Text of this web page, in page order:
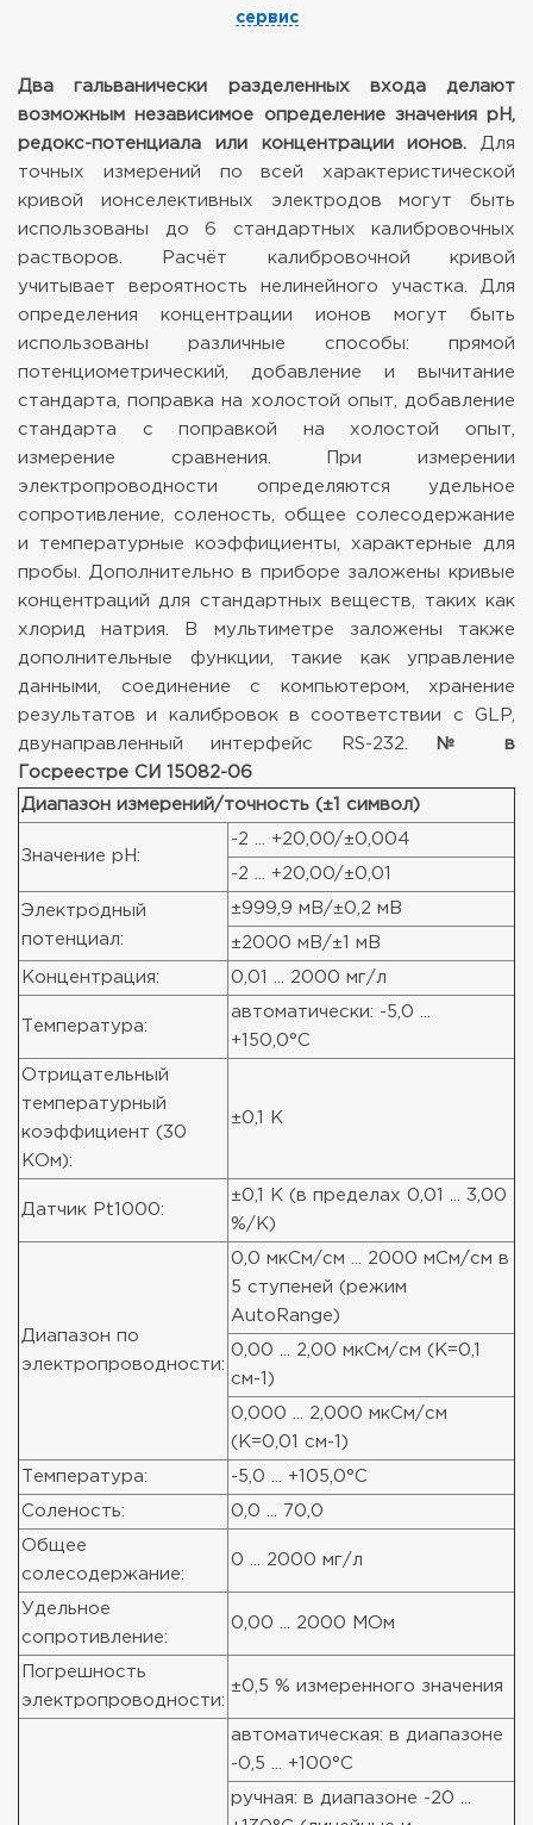
сервис
Два гальванически разделенных входа делают
возможным независимое определение значения pH,
редокс-потенциала или концентрации ионов. Для
точных измерений по всей характеристической
кривой ионселективных электродов могут быть
использованы до 6 стандартных калибровочных
растворов. Расчёт калибровочной кривой
учитывает вероятность нелинейного участка. Для
определения концентрации ионов могут быть
использованы различные способы: прямой
потенциометрический, добавление и вычитание
стандарта, поправка на холостой опыт, добавление
стандарта с поправкой на холостой опыт,
измерение сравнения.
При измерении
электропроводности определяются удельное
сопротивление, соленость, общее солесодержание
и температурные коэффициенты, характерные для
пробы. Дополнительно в приборе заложены кривые
концентраций для стандартных веществ, таких как
хлорид натрия.
В мультиметре заложены также
дополнительные функции, такие как управление
данными, соединение с компьютером, хранение
результатов и калибровок в соответствии с GLP,
двунаправленный интерфейс RS-232.
№ в
Госреестре СИ 15082-06
Диапазон измерений/точность (±1 символ)
Значение pH:
-2 ... +20,00/±0,004
-2 ... +20,00/±0,01
Электродный
потенциал:
±999,9 мВ/±0,2 мВ
±2000 мВ/±1 мВ
Концентрация: 0,01 ... 2000 мг/л
Температура:
автоматически: -5,0 ...
+150,0°C
Отрицательный
температурный
коэффициент (30
КОм):
±0,1 K
Датчик Pt1000:
±0,1 K (в пределах 0,01 ... 3,00
%/K)
Диапазон по
электропроводности:
0,0 мкСм/см ... 2000 мСм/см в
5 ступеней (режим
AutoRange)
0,00 ... 2,00 мкСм/см (K=0,1
см-1)
0,000 ... 2,000 мкСм/см
(K=0,01 см-1)
Температура: -5,0 ... +105,0°C
Соленость: 0,0 ... 70,0
Общее
солесодержание:
0 ... 2000 мг/л
Удельное
сопротивление:
0,00 ... 2000 МОм
Погрешность
электропроводности:
±0,5 % измеренного значения
автоматическая: в диапазоне
-0,5 ... +100°C
ручная: в диапазоне -20 ...